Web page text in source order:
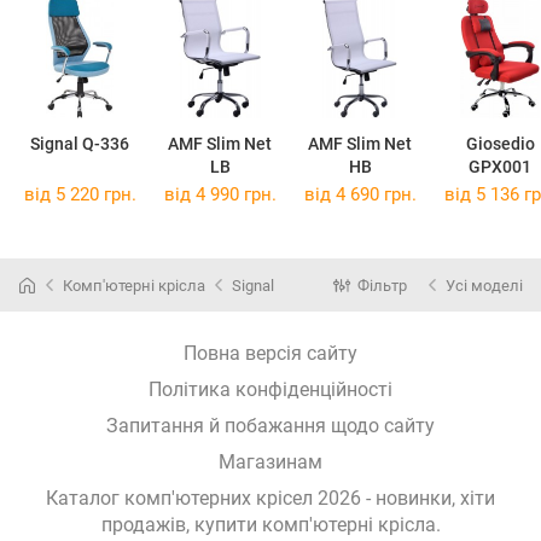
Signal Q-336
AMF Slim Net
LB
AMF Slim Net
HB
Giosedio
GPX001
від 5 220 грн. від 4 990 грн. від 4 690 грн. від 5 136
Комп'ютерні крісла Signal Фільтр Усі моделі
Повна версія сайту
Політика конфіденційності
Запитання й побажання щодо сайту
Магазинам
Каталог комп'ютерних крісел 2026 - новинки, хіти
продажів, купити комп'ютерні крісла.